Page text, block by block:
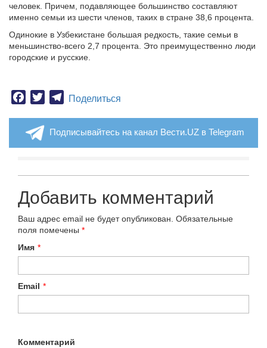
человек. Причем, подавляющее большинство составляют
именно семьи из шести членов, таких в стране 38,6 процента.
Одинокие в Узбекистане большая редкость, такие семьи в
меньшинство-всего 2,7 процента. Это преимущественно люди
городские и русские.
Facebook
TwitterTelegram
Поделиться
Подписывайтесь на канал Вести.UZ в Telegram
Добавить комментарий
Ваш адрес email не будет опубликован. Обязательные
поля помечены *
Имя *
Email *
Комментарий